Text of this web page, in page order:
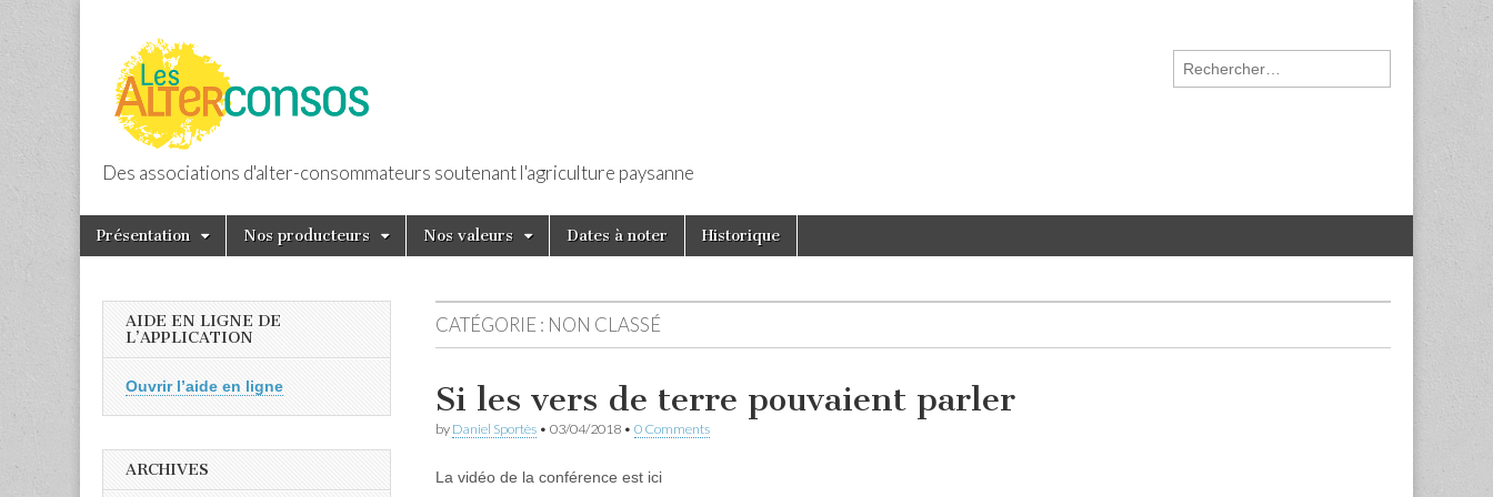
Les Alterconsos
Des associations d'alter-consommateurs soutenant l'agriculture paysanne
Rechercher :
Main menu
Skip to content
Présentation Nos producteurs Nos valeurs Dates à noter Historique
CATÉGORIE : NON CLASSÉ
Si les vers de terre pouvaient parler
by Daniel Sportès • 03/04/2018 • 0 Comments
La vidéo de la conférence est ici
AIDE EN LIGNE DE
L’APPLICATION
Ouvrir l’aide en ligne
ARCHIVES